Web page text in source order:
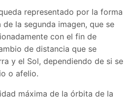
representado por la forma
la segunda imagen, que se
con el fin de
de distancia que se
y el Sol, dependiendo de si se
o afelio.
máxima de la órbita de la